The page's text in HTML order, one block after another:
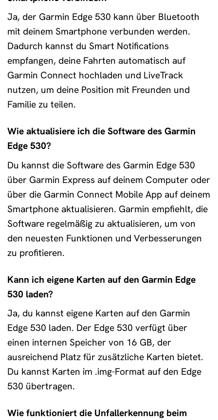
Ja, der Garmin Edge 530 kann über Bluetooth
mit deinem Smartphone verbunden werden.
Dadurch kannst du Smart Notifications
empfangen, deine Fahrten automatisch auf
Garmin Connect hochladen und LiveTrack
nutzen, um deine Position mit Freunden und
Familie zu teilen.
Wie aktualisiere ich die Software des Garmin
Edge 530?
Du kannst die Software des Garmin Edge 530
über Garmin Express auf deinem Computer oder
über die Garmin Connect Mobile App auf deinem
Smartphone aktualisieren. Garmin empfiehlt, die
Software regelmäßig zu aktualisieren, um von
den neuesten Funktionen und Verbesserungen
zu profitieren.
Kann ich eigene Karten auf den Garmin Edge
530 laden?
Ja, du kannst eigene Karten auf den Garmin
Edge 530 laden. Der Edge 530 verfügt über
einen internen Speicher von 16 GB, der
ausreichend Platz für zusätzliche Karten bietet.
Du kannst Karten im .img-Format auf den Edge
530 übertragen.
Wie funktioniert die Unfallerkennung beim